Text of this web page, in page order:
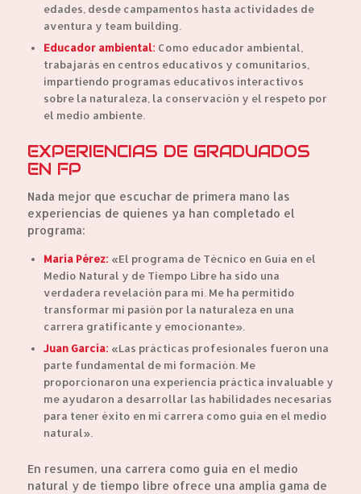
edades, desde campamentos hasta actividades de
aventura y team building.
Educador ambiental: Como educador ambiental,
trabajarás en centros educativos y comunitarios,
impartiendo programas educativos interactivos
sobre la naturaleza, la conservación y el respeto por
el medio ambiente.
EXPERIENCIAS DE GRADUADOS
EN FP
Nada mejor que escuchar de primera mano las
experiencias de quienes ya han completado el
programa:
María Pérez: «El programa de Técnico en Guía en el
Medio Natural y de Tiempo Libre ha sido una
verdadera revelación para mí. Me ha permitido
transformar mi pasión por la naturaleza en una
carrera gratificante y emocionante».
Juan García: «Las prácticas profesionales fueron una
parte fundamental de mi formación. Me
proporcionaron una experiencia práctica invaluable y
me ayudaron a desarrollar las habilidades necesarias
para tener éxito en mi carrera como guía en el medio
natural».
En resumen, una carrera como guía en el medio
natural y de tiempo libre ofrece una amplia gama de